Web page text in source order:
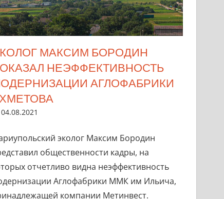
МАКСИМ БОРОДИН
НЕЭФФЕКТИВНОСТЬ
АГЛОФАБРИКИ
04.08.2021
эколог Максим Бородин
общественности кадры, на
отчетливо видна неэффективность
Аглофабрики ММК им Ильича,
компании Метинвест.